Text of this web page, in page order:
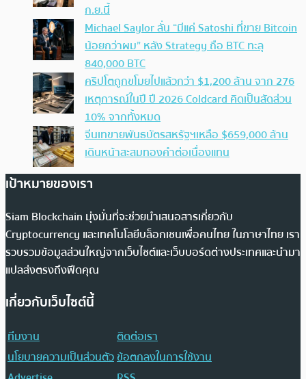
ก.ย.นี้
Michael Saylor ลั่น “มีแค่ Satoshi ที่ขาย Bitcoin
น้อยกว่าผม” หลัง Strategy ถือ BTC ทะลุ
840,000 BTC
คริปโตถูกขโมยไปแล้วกว่า $1,200 ล้าน จาก 276
เหตุการณ์ในปี ปี 2026 Coldcard คิดเป็นสัดส่วน
10% จากทั้งหมด
จีนเทขายพันธบัตรสหรัฐฯเหลือ $659,000 ล้าน
เดินหน้าสะสมทองคำต่อเนื่องแทน
เป้าหมายของเรา
Siam Blockchain มุ่งมั่นที่จะช่วยนำเสนอสารเกี่ยวกับ
Cryptocurrency และเทคโนโลยีบล็อกเชนเพื่อคนไทย ในภาษาไทย เรา
รวบรวมข้อมูลส่วนใหญ่จากเว็บไซต์และเว็บบอร์ดต่างประเทศและนำมา
แปลส่งตรงถึงฟีดคุณ
เกี่ยวกับเว็บไซต์นี้
ทีมงาน
ติดต่อเรา
นโยบายความเป็นส่วนตัวข้อตกลงในการใช้งาน